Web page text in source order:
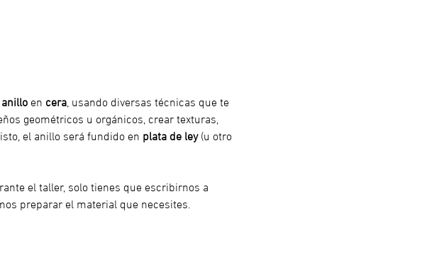
en cera, usando diversas técnicas que te
geométricos u orgánicos, crear texturas,
el anillo será fundido en plata de ley (u otro
el taller, solo tienes que escribirnos a
preparar el material que necesites.